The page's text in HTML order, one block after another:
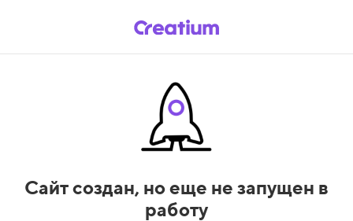
Сайт создан, но еще не запущен в
работу